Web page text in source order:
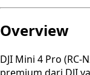
Overview
DJI Mini 4 Pro